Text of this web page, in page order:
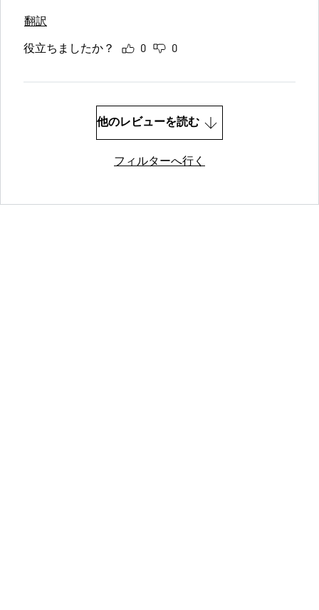
翻訳
役立ちましたか？ 0 0
他のレビューを読む
フィルターへ行く